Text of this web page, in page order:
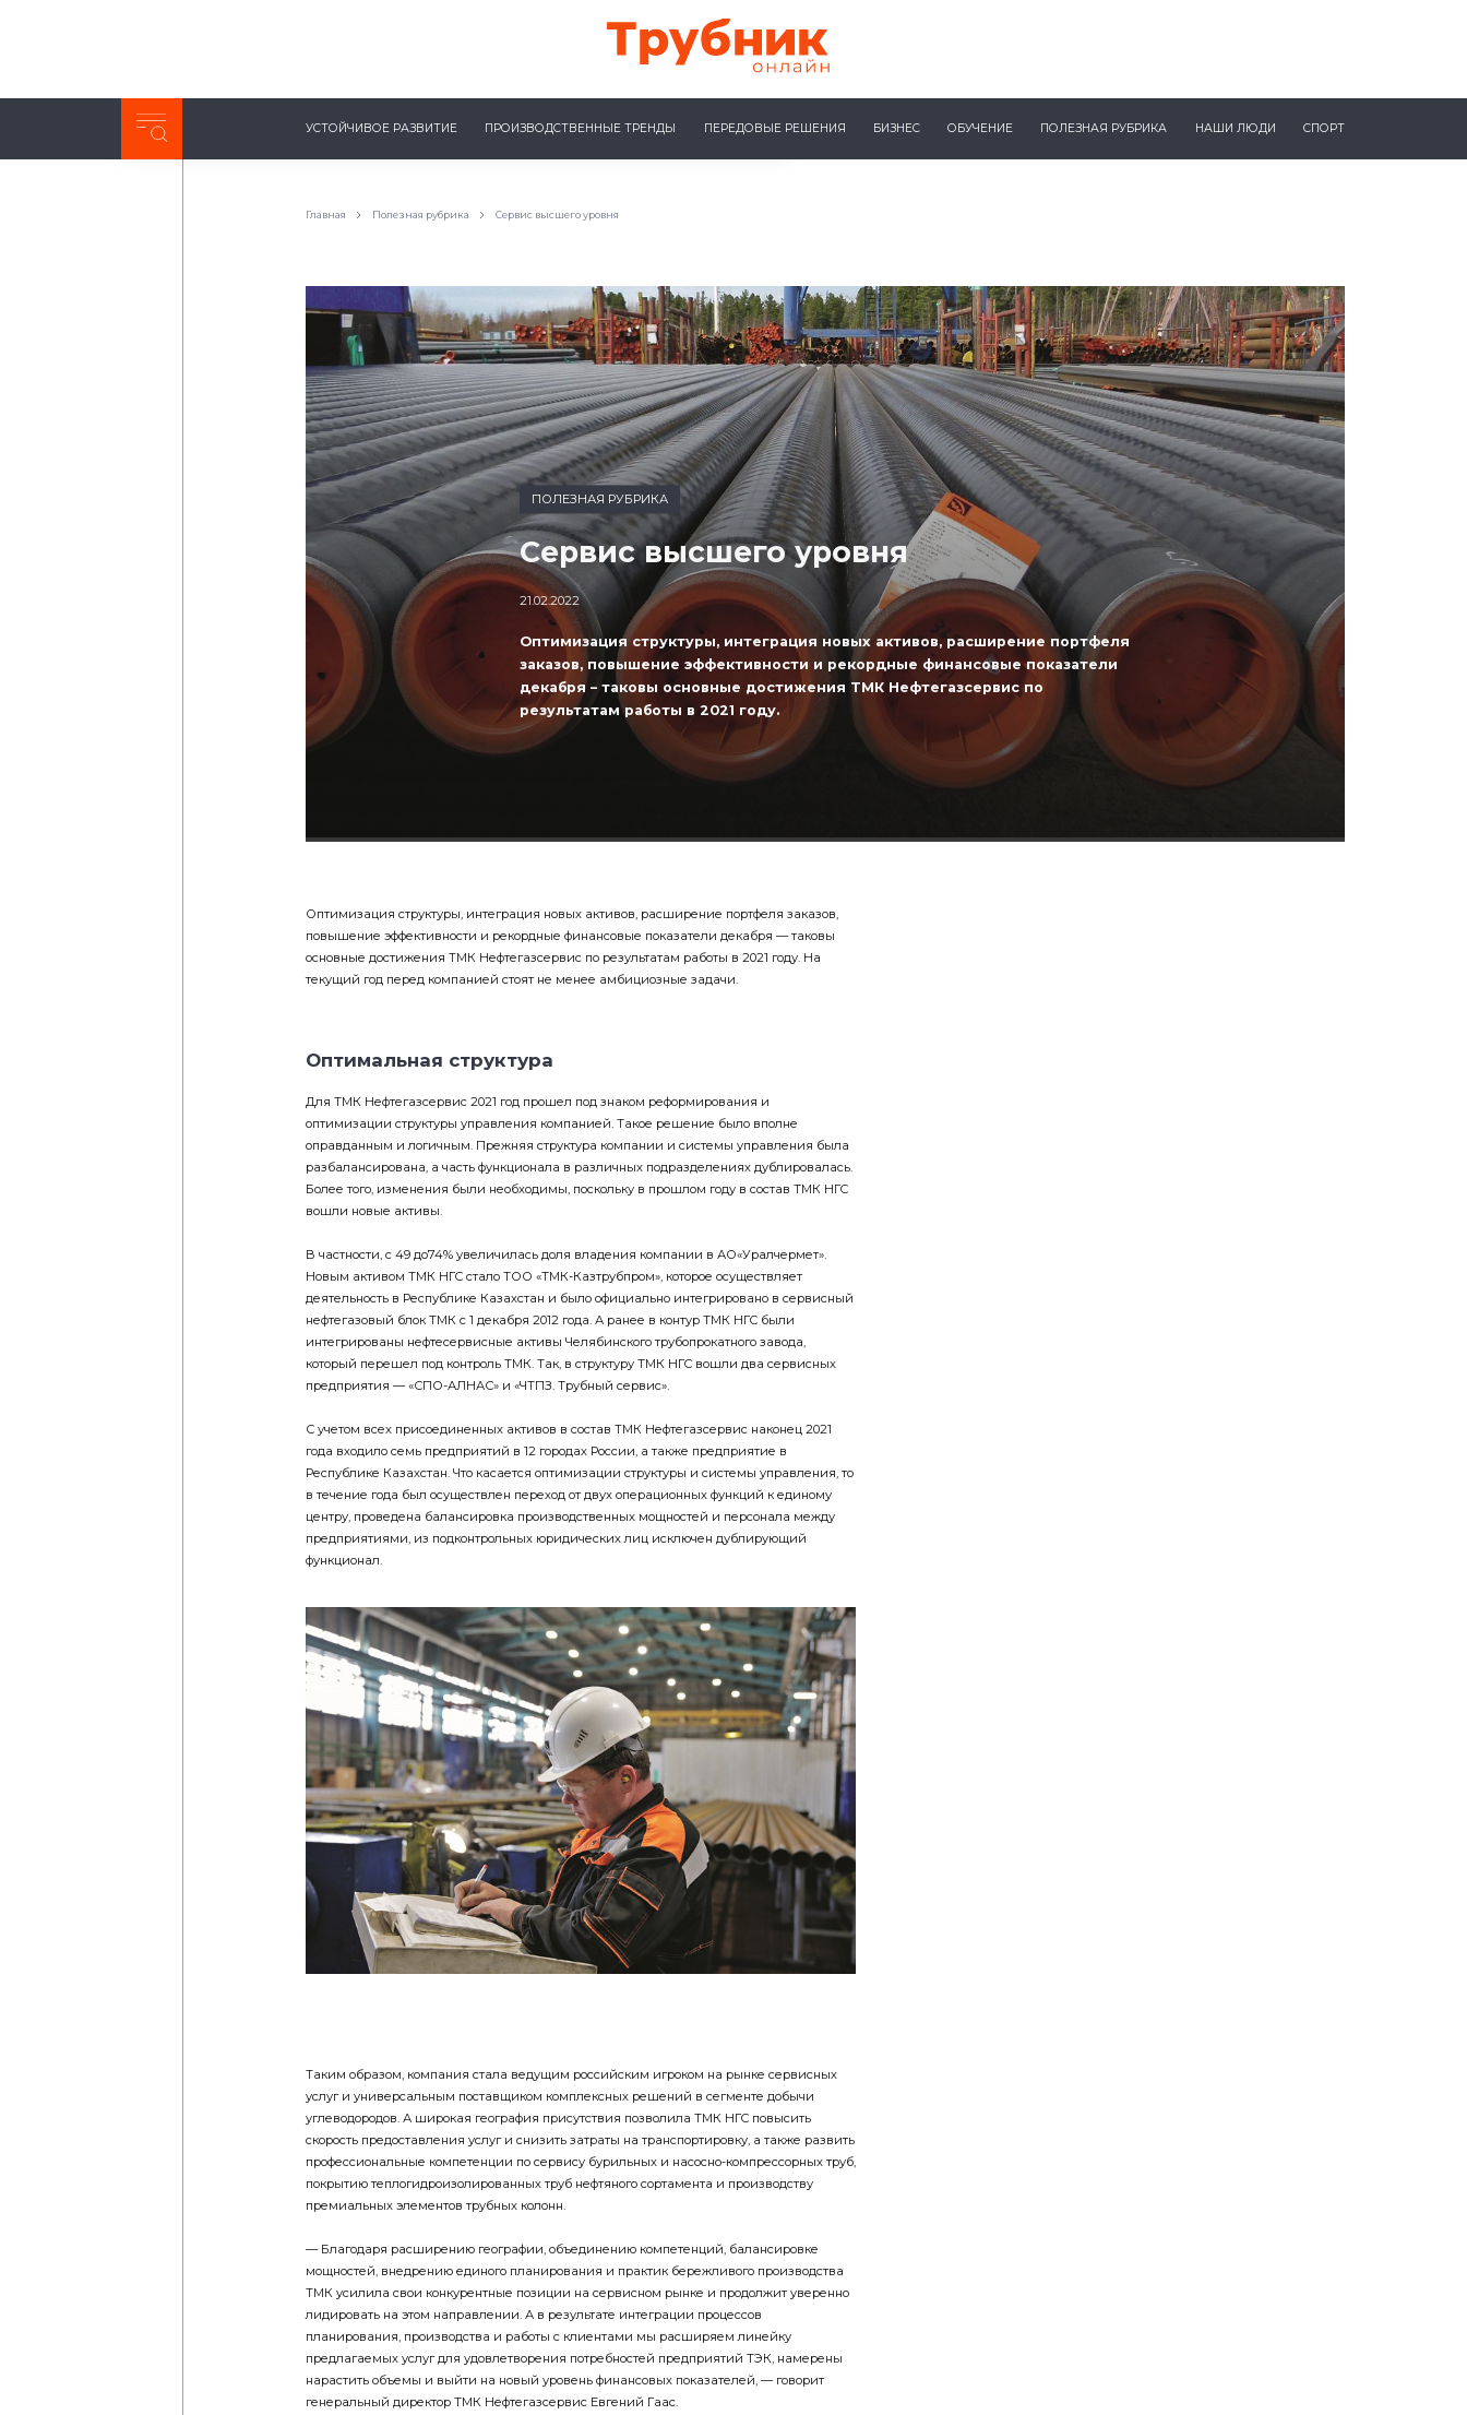
Неделя с ТМК. Выпуск №27 (225)
УСТОЙЧИВОЕ РАЗВИТИЕ ПРОИЗВОДСТВЕННЫЕ ТРЕНДЫ ПЕРЕДОВЫЕ РЕШЕНИЯ БИЗНЕС ОБУЧЕНИЕ ПОЛЕЗНАЯ РУБРИКА НАШИ ЛЮДИ СПОРТ
Главная Полезная рубрика Сервис высшего уровня
Сервис высшего уровня
21.02.2022
Оптимизация структуры, интеграция новых активов, расширение портфеля
заказов, повышение эффективности и рекордные финансовые показатели
декабря – таковы основные достижения ТМК Нефтегазсервис по
результатам работы в 2021 году.
повышение эффективности и рекордные финансовые показатели декабря — таковы
основные достижения ТМК Нефтегазсервис по результатам работы в 2021 году. На
текущий год перед компанией стоят не менее амбициозные задачи.
оптимизации структуры управления компанией. Такое решение было вполне
оправданным и логичным. Прежняя структура компании и системы управления была
разбалансирована, а часть функционала в различных подразделениях дублировалась.
Более того, изменения были необходимы, поскольку в прошлом году в состав ТМК НГС
вошли новые активы.
Новым активом ТМК НГС стало ТОО «ТМК-Казтрубпром», которое осуществляет
деятельность в Республике Казахстан и было официально интегрировано в сервисный
нефтегазовый блок ТМК с 1 декабря 2012 года. А ранее в контур ТМК НГС были
интегрированы нефтесервисные активы Челябинского трубопрокатного завода,
который перешел под контроль ТМК. Так, в структуру ТМК НГС вошли два сервисных
предприятия — «СПО-АЛНАС» и «ЧТПЗ. Трубный сервис».
года входило семь предприятий в 12 городах России, а также предприятие в
Республике Казахстан. Что касается оптимизации структуры и системы управления, то
в течение года был осуществлен переход от двух операционных функций к единому
центру, проведена балансировка производственных мощностей и персонала между
предприятиями, из подконтрольных юридических лиц исключен дублирующий
функционал.
услуг и универсальным поставщиком комплексных решений в сегменте добычи
углеводородов. А широкая география присутствия позволила ТМК НГС повысить
скорость предоставления услуг и снизить затраты на транспортировку, а также развить
профессиональные компетенции по сервису бурильных и насосно-компрессорных труб,
покрытию теплогидроизолированных труб нефтяного сортамента и производству
премиальных элементов трубных колонн.
мощностей, внедрению единого планирования и практик бережливого производства
ТМК усилила свои конкурентные позиции на сервисном рынке и продолжит уверенно
лидировать на этом направлении. А в результате интеграции процессов
планирования, производства и работы с клиентами мы расширяем линейку
предлагаемых услуг для удовлетворения потребностей предприятий ТЭК, намерены
нарастить объемы и выйти на новый уровень финансовых показателей, — говорит
генеральный директор ТМК Нефтегазсервис Евгений Гаас.